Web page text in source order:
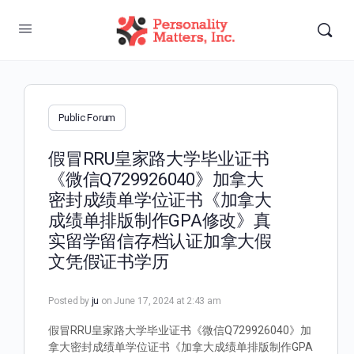
Public Forum
假冒RRU皇家路大学毕业证书
《微信Q729926040》加拿大
密封成绩单学位证书《加拿大
成绩单排版制作GPA修改》真
实留学留信存档认证加拿大假
文凭假证书学历
Posted by ju on June 17, 2024 at 2:43 am
假冒RRU皇家路大学毕业证书《微信Q729926040》加
拿大密封成绩单学位证书《加拿大成绩单排版制作GPA